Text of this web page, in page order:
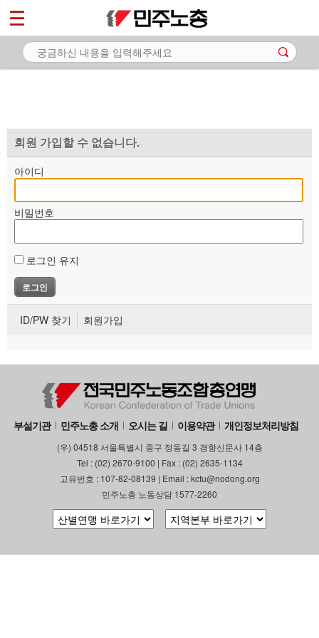
회원 가입할 수 없습니다.
아이디
비밀번호
로그인 유지
ID/PW 찾기 회원가입
부설기관 민주노총 소개 오시는 길 이용약관 개인정보처리방침
(우) 04518 서울특별시 중구 정동길 3 경향신문사 14층
Tel : (02) 2670-9100 | Fax : (02) 2635-1134
고유번호 : 107-82-08139 | Email : kctu@nodong.org
민주노총 노동상담 1577-2260
마이페이지
소개
자료
부설기관